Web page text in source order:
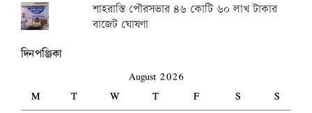
শাহরাস্তি পৌরসভার ৪৬ কোটি ৬০ লাখ টাকার
বাজেট ঘোষণা
দিনপঞ্জিকা
August 2026
M
T W T F S
S